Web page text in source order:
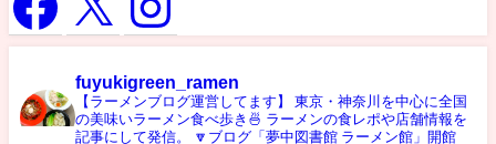
fuyukigreen_ramen
【ラーメンブログ運営してます】
東京・神奈川を中心に全国
の美味いラーメン食べ歩き🍜 ラーメンの食レポや店舗情報を
記事にして発信。
🔽ブログ「夢中図書館 ラーメン館」開館